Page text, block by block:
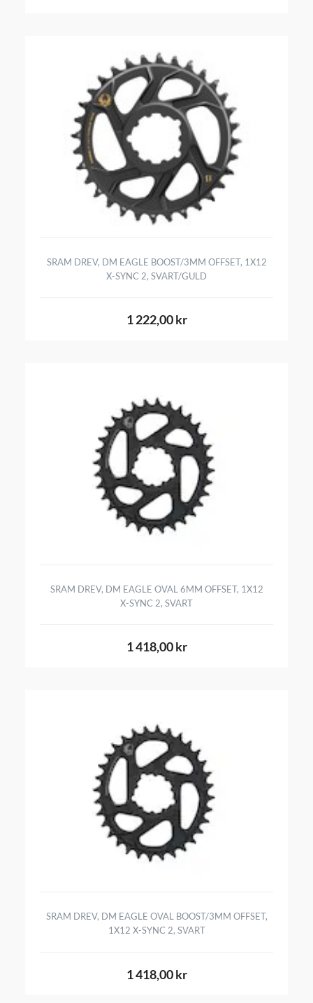
SRAM DREV, DM EAGLE BOOST/3MM OFFSET, 1X12
X-SYNC 2, SVART/GULD
1 222,00 kr
SRAM DREV, DM EAGLE OVAL 6MM OFFSET, 1X12
X-SYNC 2, SVART
1 418,00 kr
SRAM DREV, DM EAGLE OVAL BOOST/3MM OFFSET,
1X12 X-SYNC 2, SVART
1 418,00 kr